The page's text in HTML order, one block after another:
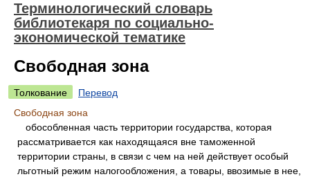
Терминологический словарь
библиотекаря по социально-
экономической тематике
Свободная зона
Толкование
Перевод
Свободная зона
обособленная часть территории государства, которая
рассматривается как находящаяся вне таможенной
территории страны, в связи с чем на ней действует особый
льготный режим налогообложения, а товары, ввозимые в нее,